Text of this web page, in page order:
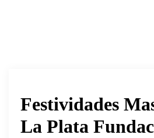
Festividades
La Plata